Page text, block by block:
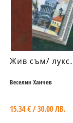
Жив съм/ лукс.
Веселин Ханчев
15.34 € / 30.00 ЛВ.